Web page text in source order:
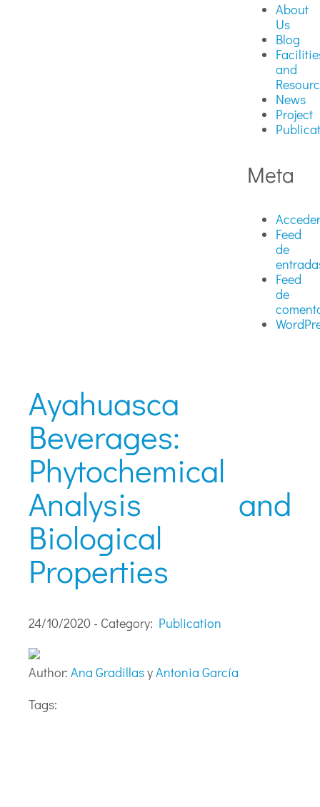
About
Us
Blog
and
News
Project
Meta
Feed
de
Feed
de
Ayahuasca
Beverages:
Phytochemical
Analysis and
Biological
Properties
24/10/2020 - Category: Publication
Author:Ana GradillasyAntonia García
Tags: